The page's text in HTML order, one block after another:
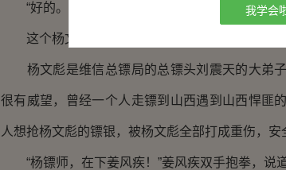
“好的。”杨文彪走到台子的中央说道：“姜朋友
这个杨文彪长的不是很高大，但是看上去很结
杨文彪是维信总镖局的总镖头刘震天的大弟子
很有威望，曾经一个人走镖到山西遇到山西悍匪
人想抢杨文彪的镖银，被杨文彪全部打成重伤，安
“杨镖师，在下姜风疾！”姜风疾双手抱拳，说道
我学会